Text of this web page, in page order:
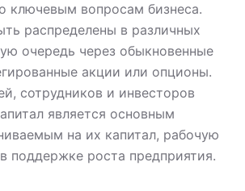
ключевым вопросам бизнеса.
распределены в различных
очередь через обыкновенные
акции или опционы.
сотрудников и инвесторов
является основным
на их капитал, рабочую
поддержке роста предприятия.